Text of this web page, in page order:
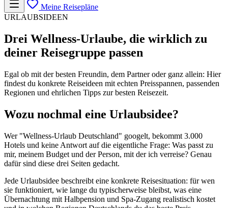
Meine Reisepläne
URLAUBSIDEEN
Drei Wellness-Urlaube, die wirklich zu
deiner Reisegruppe passen
Egal ob mit der besten Freundin, dem Partner oder ganz allein: Hier
findest du konkrete Reiseideen mit echten Preisspannen, passenden
Regionen und ehrlichen Tipps zur besten Reisezeit.
Wozu nochmal eine Urlaubsidee?
Wer "Wellness-Urlaub Deutschland" googelt, bekommt 3.000
Hotels und keine Antwort auf die eigentliche Frage: Was passt zu
mir, meinem Budget und der Person, mit der ich verreise? Genau
dafür sind diese drei Seiten gedacht.
Jede Urlaubsidee beschreibt eine konkrete Reisesituation: für wen
sie funktioniert, wie lange du typischerweise bleibst, was eine
Übernachtung mit Halbpension und Spa-Zugang realistisch kostet